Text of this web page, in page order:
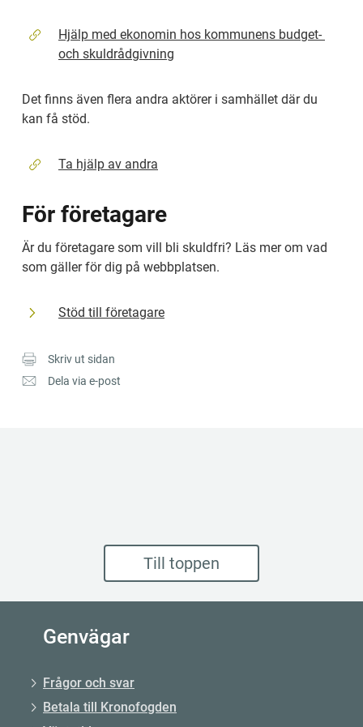
Hjälp med ekonomin hos kommunens budget-
och skuldrådgivning
Det finns även flera andra aktörer i samhället där du
kan få stöd.
Ta hjälp av andra
För företagare
Är du företagare som vill bli skuldfri? Läs mer om vad
som gäller för dig på webbplatsen.
Stöd till företagare
Skriv ut sidan
Dela via e-post
Till toppen
Genvägar
Frågor och svar
Betala till Kronofogden